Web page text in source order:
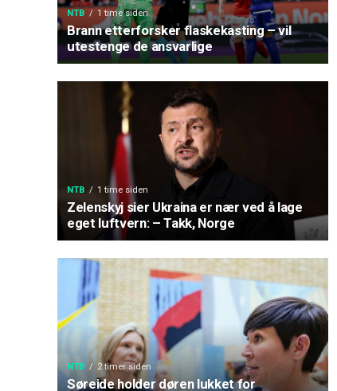
NTB 1 time siden
Brann etterforsker flaskekasting – vil
utestenge de ansvarlige
NTB 1 time siden
Zelenskyj sier Ukraina er nær ved å lage
eget luftvern: – Takk, Norge
NTB 2 timer siden
Søreide holder døren lukket for